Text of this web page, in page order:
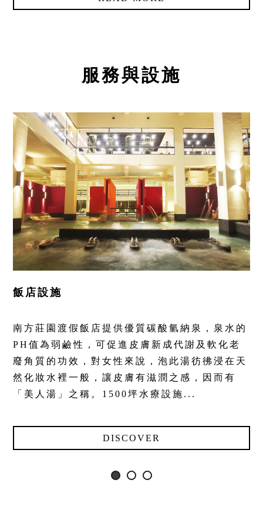
統編：28973757
服務與設施
飯店設施
南方莊園渡假飯店提供優質碳酸氫納泉，泉水的
PH值為弱鹼性，可促進皮膚新成代謝及軟化老
廢角質的功效，對女性來說，泡此湯彷彿浸在天
然化妝水裡一般，讓皮膚有滋潤之感，因而有
「美人湯」之稱。1500坪水療設施...
DISCOVER